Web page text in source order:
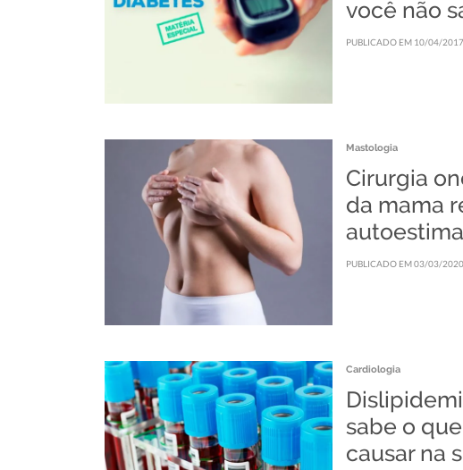
você não
PUBLICADO EM 10/04/2017
Mastologia
Cirurgia
da mama
PUBLICADO EM 03/03/2020
Cardiologia
sabe o
causar na